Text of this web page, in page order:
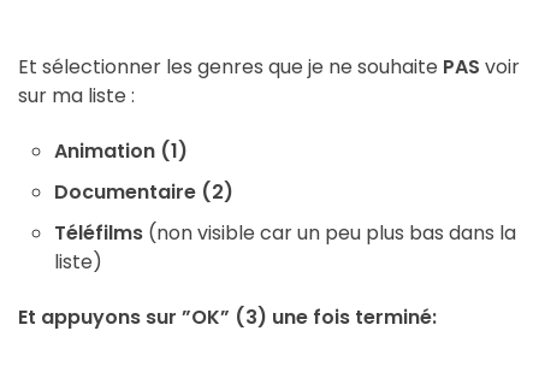
Et sélectionner les genres que je ne souhaite PAS voir
sur ma liste :
Animation (1)
Documentaire (2)
Téléfilms (non visible car un peu plus bas dans la
liste)
Et appuyons sur ”OK” (3) une fois terminé: